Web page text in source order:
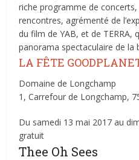
riche programme de
rencontres, agrémenté de
du film de YAB, et de TERRA,
panorama spectaculaire de la
LA FÊTE
Domaine de Longchamp
1, Carrefour de Longchamp,
Du samedi 13 mai 2017 au
gratuit
Thee Oh Sees